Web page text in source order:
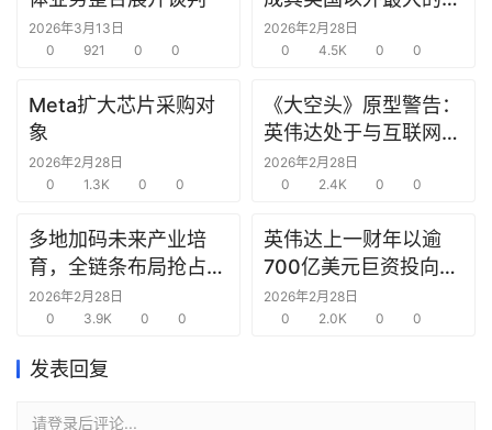
报
创
投
之
商
机
链
圈
2026年3月13日
0
921 0 0
究中心
2026年2月28日
0
4.5K 0 0
Meta扩大芯片采购对
象
2026年2月28日
0
1.3K 0 0
《大空头》原型警告：
英伟达处于与互联网泡
沫时期思科同样的“危
险境地”
2026年2月28日
0
2.4K 0 0
多地加码未来产业培
育，全链条布局抢占新
赛道先机
2026年2月28日
0
3.9K 0 0
英伟达上一财年以逾
700亿美元巨资投向合
作方，竭力巩固AI芯片
需求
2026年2月28日
0
2.0K 0 0
发表回复
请登录后评论...